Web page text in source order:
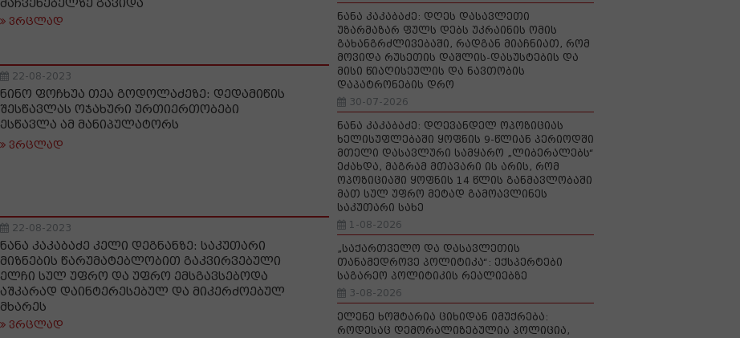
მაჩვენებელზე გავიდა
ვრცლად
22-08-2023
ნინო ფოჩხუა თეა გოდოლაძეზე: დედამიწის
შესწავლას ოჯახური ურთიერთობები
ესწავლა ამ მანიპულატორს
ვრცლად
22-08-2023
ნანა კაკაბაძე კელი დეგნანზე: საკუთარი
მიზნების წარუმატებლობით გაკვირვებული
ელჩი სულ უფრო და უფრო ემსგავსებოდა
აშკარად დაინტერესებულ და მიკერძოებულ
მხარეს
ვრცლად
ნანა კაკაბაძე: დღეს დასავლეთი
უზარმაზარ ფულს დებს უკრაინის ომის
გახანგრძლივებაში, რადგან მიაჩნიათ, რომ
მოვიდა რუსეთის დაშლის-დასუსტების და
მისი წიაღისეულის და ნავთობის
დაპატრონების დრო
30-07-2026
ნანა კაკაბაძე: დღევანდელ ოპოზიციას
ხელისუფლებაში ყოფნის 9-წლიან პერიოდში
მთელი დასავლური სამყარო „ლიბერალებს“
ეძახდა, მაგრამ მთავარი ის არის, რომ
ოპოზიციაში ყოფნის 14 წლის განმავლობაში
მათ სულ უფრო მეტად გამოავლინეს
საკუთარი სახე
1-08-2026
„საქართველო და დასავლეთის
თანამედროვე პოლიტიკა“: ექსპერტები
საგარეო პოლიტიკის რეალიებზე
3-08-2026
ელენე ხოშტარია ციხიდან იმუქრება:
როდესაც დემორალიზებულია პოლიცია,